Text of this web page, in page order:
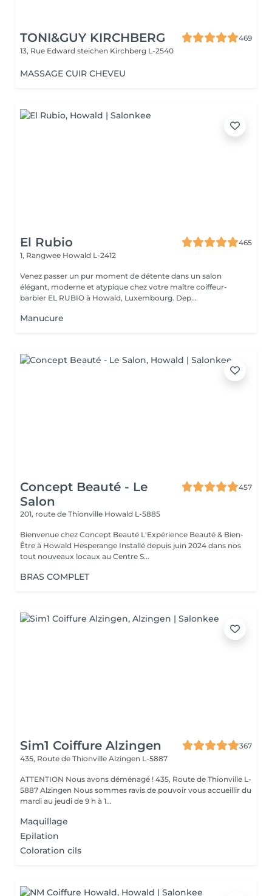
TONI&GUY KIRCHBERG
469
13, Rue Edward steichen Kirchberg L-2540
MASSAGE CUIR CHEVEU
El Rubio
465
1, Rangwee Howald L-2412
Venez passer un pur moment de détente dans un salon
élégant, moderne et atypique chez votre maître coiffeur-
barbier EL RUBIO à Howald, Luxembourg. Dep...
Manucure
Concept Beauté - Le
Salon
457
201, route de Thionville Howald L-5885
Bienvenue chez Concept Beauté L'Expérience Beauté & Bien-
Être à Howald Hesperange Installé depuis juin 2024 dans nos
tout nouveaux locaux au Centre S...
BRAS COMPLET
Sim1 Coiffure Alzingen
367
435, Route de Thionville Alzingen L-5887
ATTENTION Nous avons déménagé ! 435, Route de Thionville L-
5887 Alzingen Nous sommes ravis de pouvoir vous accueillir du
mardi au jeudi de 9 h à 1...
Maquillage
Epilation
Coloration cils